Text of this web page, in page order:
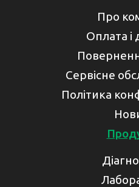
Про
Оплата і
Сервісне
Політика